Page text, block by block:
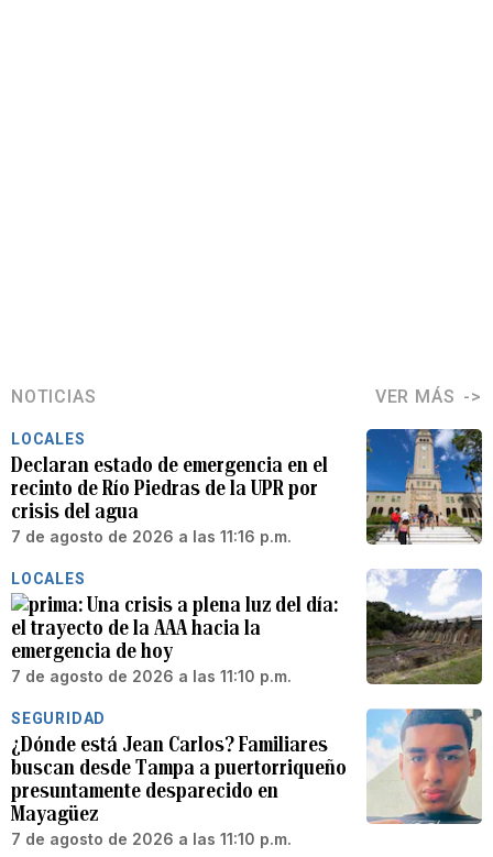
NOTICIAS VER MÁS
LOCALES
Declaran estado de emergencia en el
recinto de Río Piedras de la UPR por
crisis del agua
7 de agosto de 2026 a las 11:16 p.m.
LOCALES
Una crisis a plena luz del día:
el trayecto de la AAA hacia la
emergencia de hoy
7 de agosto de 2026 a las 11:10 p.m.
SEGURIDAD
¿Dónde está Jean Carlos? Familiares
buscan desde Tampa a puertorriqueño
presuntamente desparecido en
Mayagüez
7 de agosto de 2026 a las 11:10 p.m.